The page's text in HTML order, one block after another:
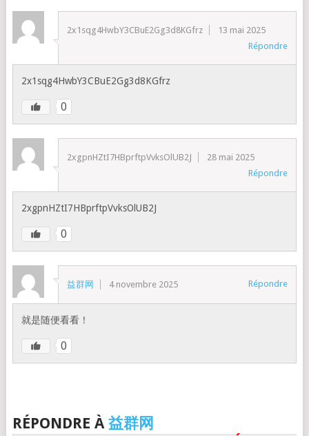
2x1sqg4HwbY3CBuE2Gg3d8KGfrz
13 mai 2025
Répondre
2x1sqg4HwbY3CBuE2Gg3d8KGfrz
0
2xgpnHZtI7HBprftpVvksOlUB2J
28 mai 2025
Répondre
2xgpnHZtI7HBprftpVvksOlUB2J
0
益群网 4 novembre 2025 Répondre
就是随便看看！
0
RÉPONDRE À 益群网